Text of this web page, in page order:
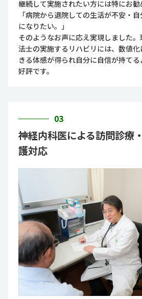
継続して実施されたい方には特にお勧
「病院から退院しての生活が不安・
になりたい。」
そのようなお声に応え実現しました
法士の実施するリハビリには、数値
きる体感が得られ自分に自信が持て
好評です。
03
神経内科医による訪問診療
護対応